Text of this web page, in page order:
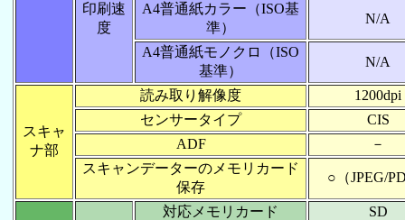
印刷速
度
A4普通紙カラー（ISO基
準）
N/A
A4普通紙モノクロ（ISO
基準）
N/A
スキャ
ナ部
読み取り解像度
1200dpi
センサータイプ
CIS
ADF
－
スキャンデーターのメモリカード
保存
○（JPEG/
対応メモリカード
SD